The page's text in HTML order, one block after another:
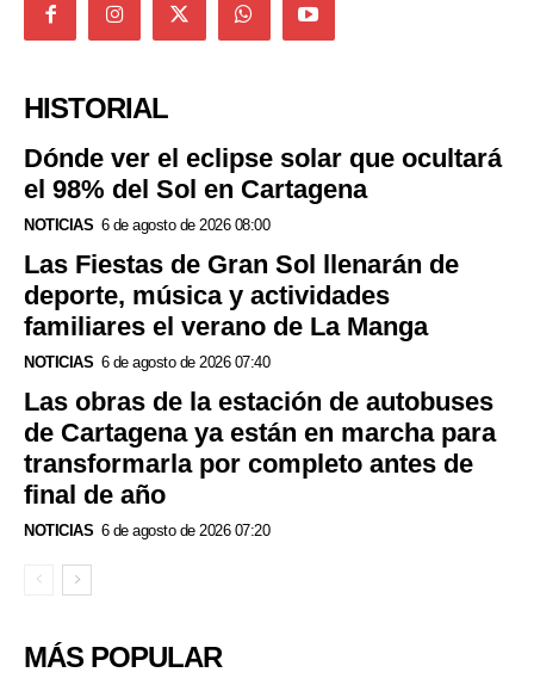
HISTORIAL
Dónde ver el eclipse solar que ocultará
el 98% del Sol en Cartagena
NOTICIAS 6 de agosto de 2026 08:00
Las Fiestas de Gran Sol llenarán de
deporte, música y actividades
familiares el verano de La Manga
NOTICIAS 6 de agosto de 2026 07:40
Las obras de la estación de autobuses
de Cartagena ya están en marcha para
transformarla por completo antes de
final de año
NOTICIAS 6 de agosto de 2026 07:20
MÁS POPULAR